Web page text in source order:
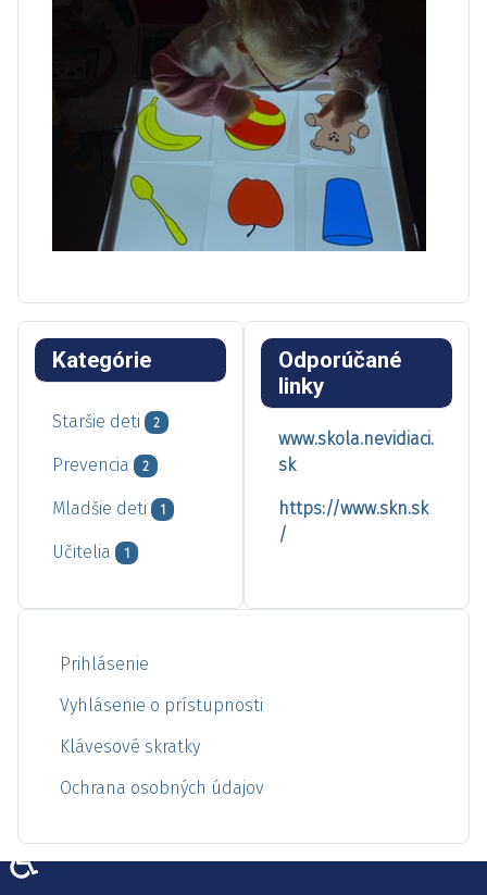
Kategórie
Staršie deti 2
Prevencia 2
Mladšie deti 1
Učitelia 1
Odporúčané
linky
www.skola.nevidiaci.
sk
https://www.skn.sk
/
Prihlásenie
Vyhlásenie o prístupnosti
Klávesové skratky
Ochrana osobných údajov